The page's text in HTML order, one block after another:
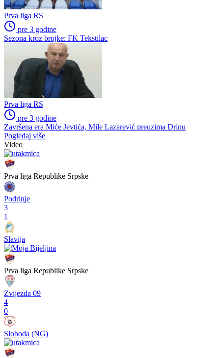
Prva liga RS
pre 3 godine
Lazarević šef Drine, proziva 6. jula
Prva liga RS
pre 3 godine
Sezona u znaku Ajdina Redžića: Kada ekipa igra dobro, uvijek
iskoči pojedinac
Prva liga RS
Sezona kroz brojke: FK Tekstilac
Prva liga RS
pre 3 godine
Završena era Miće Jevtića, Mile Lazarević preuzima Drinu
Pogledaj više
Video
Prva liga Republike Srpske